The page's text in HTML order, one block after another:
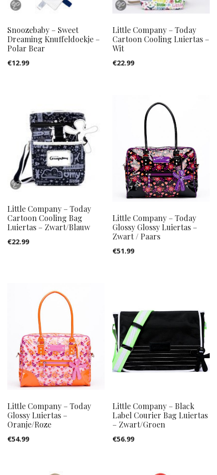
Snoozebaby – Sweet
Dreaming Knuffeldoekje –
Polar Bear
€12.99
Little Company – Today
Cartoon Cooling Luiertas –
Wit
€22.99
Little Company – Today
Cartoon Cooling Bag
Luiertas – Zwart/Blauw
€22.99
Little Company – Today
Glossy Glossy Luiertas –
Zwart / Paars
€51.99
Little Company – Today
Glossy Luiertas –
Oranje/Roze
€54.99
Little Company – Black
Label Courier Bag Luiertas
– Zwart/Groen
€56.99